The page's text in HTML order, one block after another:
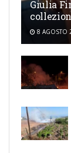
Giulia
8 AGOSTO